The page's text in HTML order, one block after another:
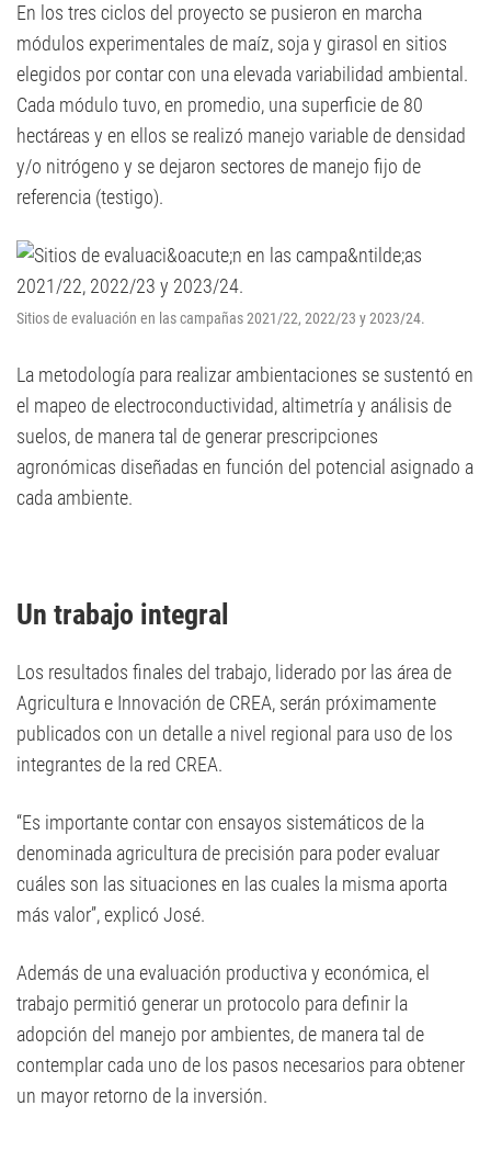
En los tres ciclos del proyecto se pusieron en marcha
módulos experimentales de maíz, soja y girasol en sitios
elegidos por contar con una elevada variabilidad ambiental.
Cada módulo tuvo, en promedio, una superficie de 80
hectáreas y en ellos se realizó manejo variable de densidad
y/o nitrógeno y se dejaron sectores de manejo fijo de
referencia (testigo).
Sitios de evaluación en las campañas 2021/22, 2022/23 y 2023/24.
La metodología para realizar ambientaciones se sustentó en
el mapeo de electroconductividad, altimetría y análisis de
suelos, de manera tal de generar prescripciones
agronómicas diseñadas en función del potencial asignado a
cada ambiente.
Un trabajo integral
Los resultados finales del trabajo, liderado por las área de
Agricultura e Innovación de CREA, serán próximamente
publicados con un detalle a nivel regional para uso de los
integrantes de la red CREA.
“Es importante contar con ensayos sistemáticos de la
denominada agricultura de precisión para poder evaluar
cuáles son las situaciones en las cuales la misma aporta
más valor”, explicó José.
Además de una evaluación productiva y económica, el
trabajo permitió generar un protocolo para definir la
adopción del manejo por ambientes, de manera tal de
contemplar cada uno de los pasos necesarios para obtener
un mayor retorno de la inversión.